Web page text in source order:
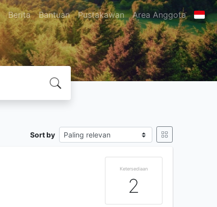
Berita Bantuan Pustakawan Area Anggota
Sort by
Ketersediaan
2